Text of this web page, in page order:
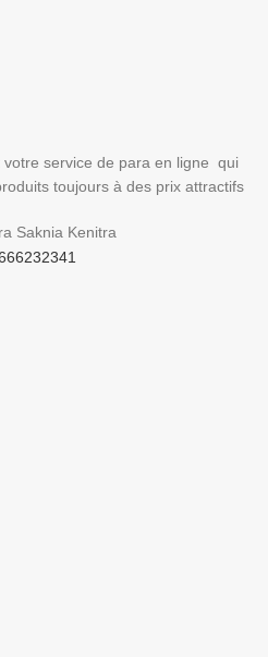
votre service de para en ligne qui
toujours à des prix attractifs
Saknia Kenitra